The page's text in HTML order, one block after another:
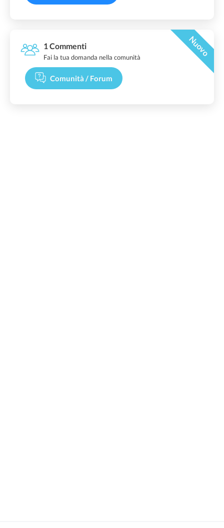
1 Commenti Nuovo
Fai la tua domanda nella comunità
Comunità / Forum